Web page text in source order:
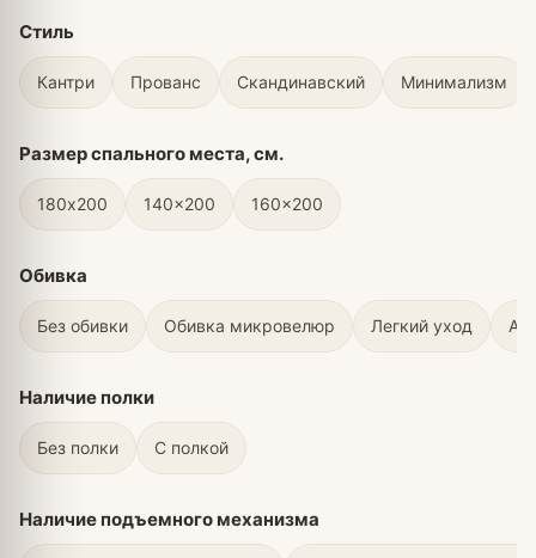
Стиль
Кантри Прованс Скандинавский Минимализм
Размер спального места, см.
180х200 140x200 160x200
Обивка
Без обивки Обивка микровелюр Легкий уход
Наличие полки
Без полки С полкой
Наличие подъемного механизма